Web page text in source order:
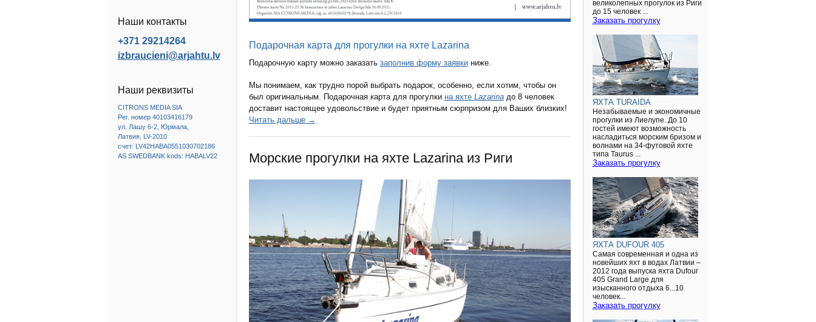
Подарочная карта для прогулки на яхте Lazarina
Подарочную карту можно заказать заполнив форму заявкиниже.
Мы понимаем, как трудно порой выбрать подарок, особенно, если хотим, чтобы он
был оригинальным. Подарочная карта для прогулки на яхте Lazarinaдо 8 человек
доставит настоящее удовольствие и будет приятным сюрпризом для Ваших близких!
Читать дальше →
Морские прогулки на яхте Lazarina из Риги
Наши контакты
+371 29214264
izbraucieni@arjahtu.lv
Наши реквизиты
CITRONS MEDIA SIA
Рег. номер 40103416179
ул. Лашу 6-2, Юрмала,
Латвия, LV-2010
счет: LV42HABA0551030702186
AS SWEDBANK kods: HABALV22
великолепных прогулок из Риги
до 15 человек ...
Заказать прогулку
ЯХТА TURAIDA
Незабываемые и экономичные
прогулки из Лиелупе. До 10
гостей имеют возможность
насладиться морским бризом и
волнами на 34-футовой яхте
типа Taurus ...
Заказать прогулку
ЯХТА DUFOUR 405
Самая современная и одна из
новейших яхт в водах Латвии –
2012 года выпуска яхта Dufour
405 Grand Large для
изысканного отдыха 6...10
человек...
Заказать прогулку